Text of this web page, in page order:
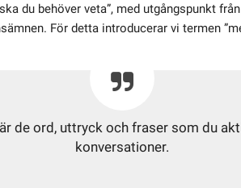
du behöver veta”, med utgångspunkt
För detta introducerar vi termen
är de ord, uttryck och fraser som du
konversationer.